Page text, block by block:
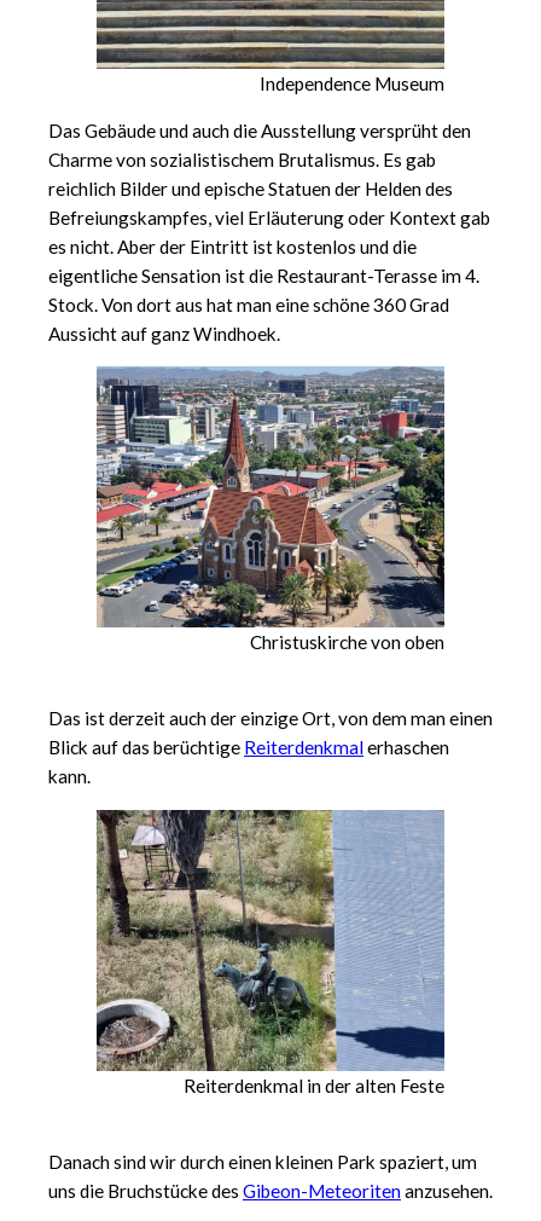
Independence Museum
Das Gebäude und auch die Ausstellung versprüht den
Charme von sozialistischem Brutalismus. Es gab
reichlich Bilder und epische Statuen der Helden des
Befreiungskampfes, viel Erläuterung oder Kontext gab
es nicht. Aber der Eintritt ist kostenlos und die
eigentliche Sensation ist die Restaurant-Terasse im 4.
Stock. Von dort aus hat man eine schöne 360 Grad
Aussicht auf ganz Windhoek.
Christuskirche von oben
Das ist derzeit auch der einzige Ort, von dem man einen
Blick auf das berüchtige Reiterdenkmalerhaschen
kann.
Reiterdenkmal in der alten Feste
Danach sind wir durch einen kleinen Park spaziert, um
uns die Bruchstücke des Gibeon-Meteoritenanzusehen.